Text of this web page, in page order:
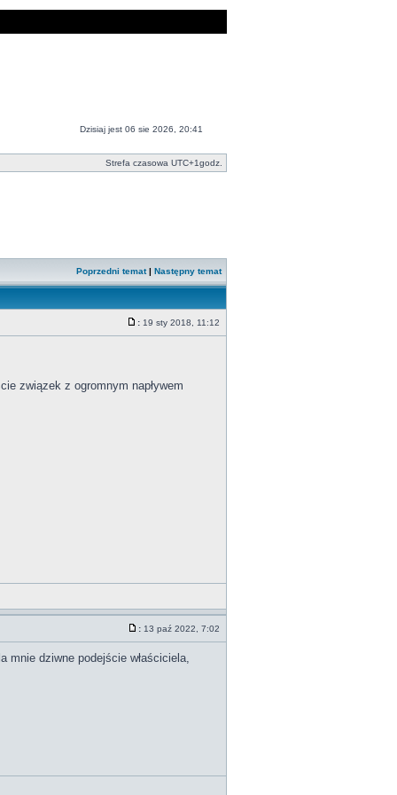
Dzisiaj jest 06 sie 2026, 20:41
Strefa czasowa UTC+1godz.
Poprzedni temat| Następny temat
: 19 sty 2018, 11:12
związek z ogromnym napływem
: 13 paź 2022, 7:02
mnie dziwne podejście właściciela,